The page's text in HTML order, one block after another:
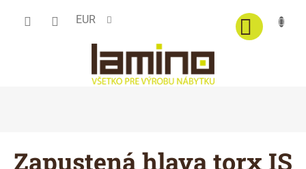
EUR
Zapustená hlava torx IS